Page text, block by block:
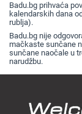
Badu.bg prihvaća
kalendarskih dana
rublja).
Badu.bg nije
mačkaste sunčane
sunčane naočale u
narudžbu.